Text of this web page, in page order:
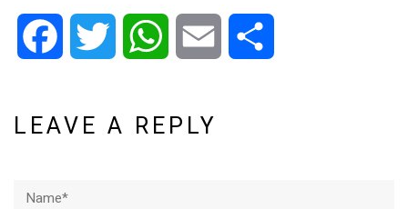
Facebook Twitter WhatsApp Email
LEAVE A REPLY